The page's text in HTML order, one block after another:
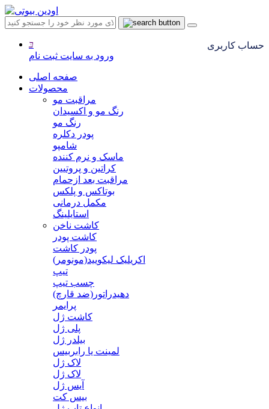
حساب کاربری
ورود به سایت ثبت نام
صفحه اصلی
محصولات
مراقبت مو
رنگ مو و اکسیدان
رنگ مو
پودر دکلره
شامپو
ماسک و نرم کننده
کراتین و پروتیین
مراقبت بعد ازحمام
بوتاکس و پلکس
مکمل درمانی
استایلینگ
کاشت ناخن
کاشت پودر
پودر کاشت
اکریلیک لیکویید(مونومر)
تیپ
چسب تیپ
دهیدراتور(ضد قارچ)
پرایمر
کاشت ژل
پلی ژل
بیلدر ژل
لمینت یا رابربیس
لاک ژل
لاک ژل
آیس ژل
بیس کت